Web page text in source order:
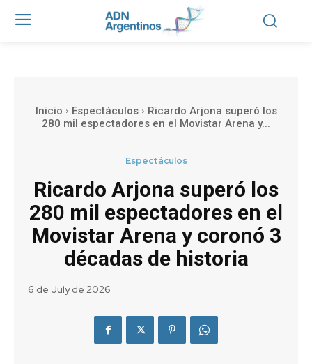
Inicio Espectáculos
Ricardo Arjona superó los
280 mil espectadores en el Movistar Arena y...
Espectáculos
Ricardo Arjona superó los
280 mil espectadores en el
Movistar Arena y coronó 3
décadas de historia
6 de July de 2026